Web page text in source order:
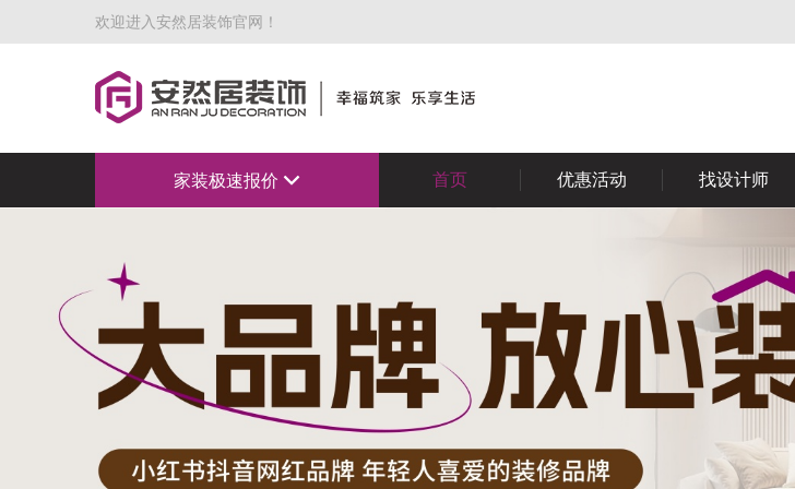
欢迎进入安然居装饰官网！
家装极速报价 首页 优惠活动 找设计师